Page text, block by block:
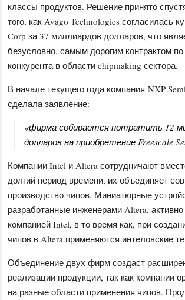
классы продуктов. Решение принято
того, как Avago Technologies согласилась
Corp за 37 миллиардов долларов, что
безусловно, самым дорогим контрактом
конкурента в области chipmaking сектора.
В начале текущего года компания NXP
сделала заявление:
«фирма собирается потратить 12
долларов на приобретение Freescale
Компании Intel и Altera сотрудничают
долгий период времени, их объединяет
производство чипов. Миниатюрные
разработанные инженерами Altera,
компанией Intel, в то время как, при
чипов в Altera применяются интеловские
Объединение двух фирм создаст
реализации продукции, так как компании
на разные области применения чипов.